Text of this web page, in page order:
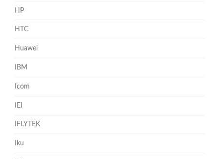
HP
HTC
Huawei
IBM
Icom
IEI
IFLYTEK
Iku